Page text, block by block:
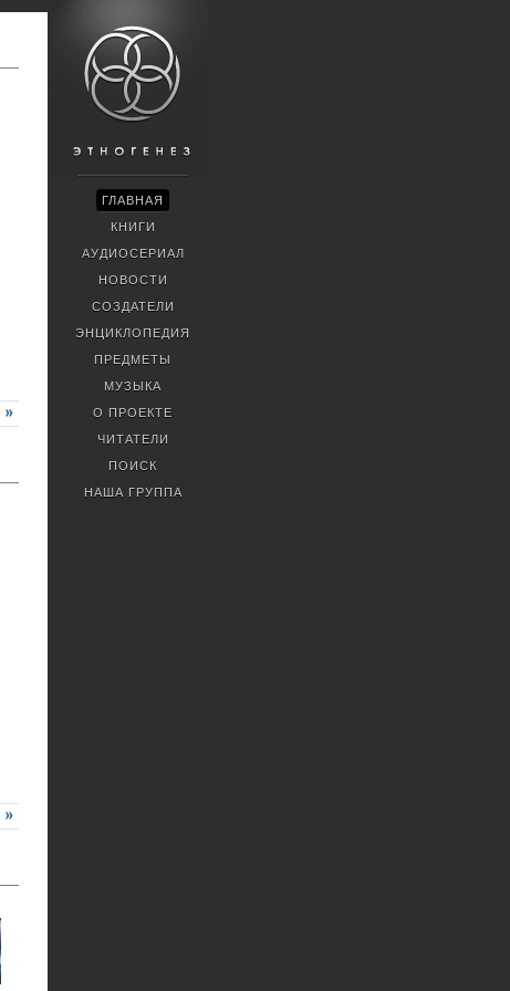
ГЛАВНАЯ
КНИГИ
АУДИОСЕРИАЛ
НОВОСТИ
СОЗДАТЕЛИ
ЭНЦИКЛОПЕДИЯ
ПРЕДМЕТЫ
МУЗЫКА
О ПРОЕКТЕ
ЧИТАТЕЛИ
ПОИСК
НАША ГРУППА